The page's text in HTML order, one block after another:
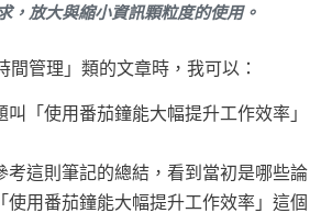
，放大與縮小資訊顆粒度的使用。
間管理」類的文章時，我可以：
叫「使用番茄鐘能大幅提升工作效率」
考這則筆記的總結，看到當初是哪些論
使用番茄鐘能大幅提升工作效率」這個